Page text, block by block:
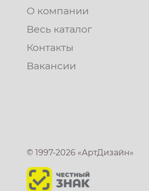
О компании
Весь каталог
Контакты
Вакансии
© 1997-2026 «АртДизайн»